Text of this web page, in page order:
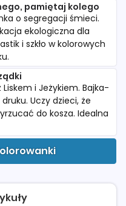
pamiętaj kolego
o segregacji śmieci.
ekologiczna dla
i szkło w kolorowych
Liskem i Jeżykiem. Bajka-
Uczy dzieci, że
do kosza. Idealna